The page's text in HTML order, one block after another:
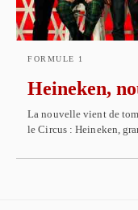
FORMULE 1
Heineken,
La nouvelle vient de
le Circus : Heineken,